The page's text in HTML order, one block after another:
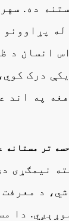
ده.
انسان د
درک
په اند
تر مستانه
نیمګړی
د
دا